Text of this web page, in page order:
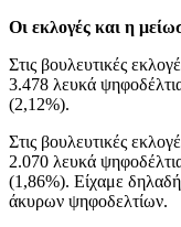
Οι εκλογές και η
Στις βουλευτικές
3.478 λευκά
(2,12%).
Στις βουλευτικές
2.070 λευκά
(1,86%). Είχαμε
άκυρων ψηφοδελτίων.